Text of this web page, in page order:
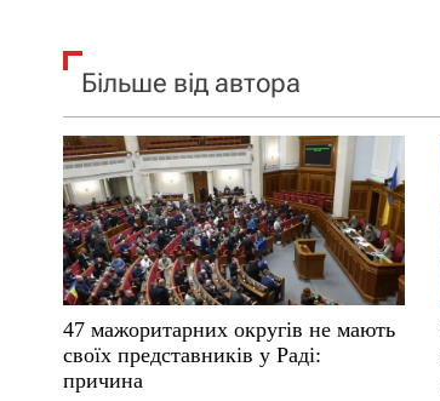
Більше від автора
47 мажоритарних округів не мають
своїх представників у Раді:
причина